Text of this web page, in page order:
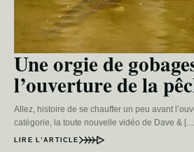
Une orgie de
l’ouverture de la
Allez, histoire de se chauffer un peu avant
catégorie, la toute nouvelle vidéo de Dave &
LIRE L’ARTICLE